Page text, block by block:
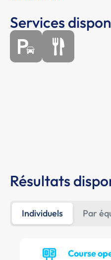
Services
Résultats
Individuels Par
Course